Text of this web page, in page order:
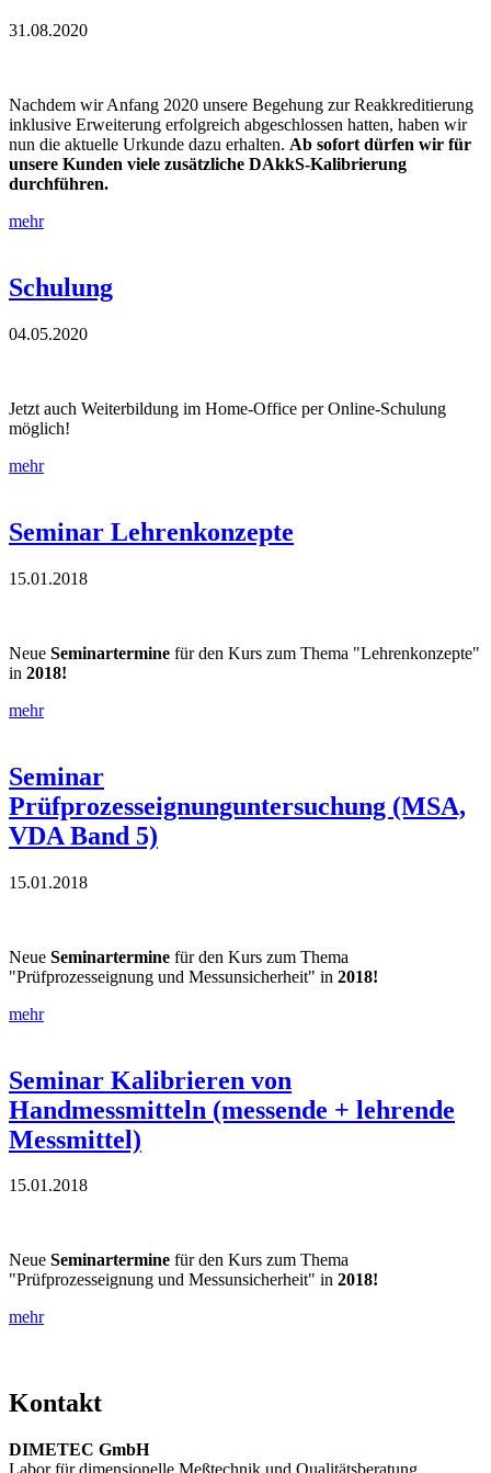
31.08.2020
Nachdem wir Anfang 2020 unsere Begehung zur Reakkreditierung
inklusive Erweiterung erfolgreich abgeschlossen hatten, haben wir
nun die aktuelle Urkunde dazu erhalten. Ab sofort dürfen wir für
unsere Kunden viele zusätzliche DAkkS-Kalibrierung
durchführen.
mehr
Schulung
04.05.2020
Jetzt auch Weiterbildung im Home-Office per Online-Schulung
möglich!
mehr
Seminar Lehrenkonzepte
15.01.2018
Neue Seminartermine für den Kurs zum Thema "Lehrenkonzepte"
in 2018!
mehr
Seminar
Prüfprozesseignunguntersuchung (MSA,
VDA Band 5)
15.01.2018
Neue Seminartermine für den Kurs zum Thema
"Prüfprozesseignung und Messunsicherheit" in 2018!
mehr
Seminar Kalibrieren von
Handmessmitteln (messende + lehrende
Messmittel)
15.01.2018
Neue Seminartermine für den Kurs zum Thema
"Prüfprozesseignung und Messunsicherheit" in 2018!
mehr
Kontakt
DIMETEC GmbH